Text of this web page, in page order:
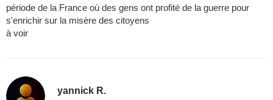
période de la France où des gens ont profité de la guerre pour
s'enrichir sur la misère des citoyens
à voir
yannick R.